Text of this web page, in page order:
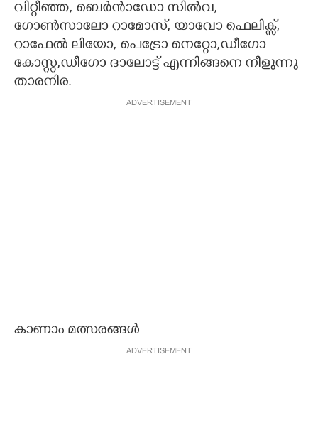
വിറ്റീഞ്ഞ, ബെർൻാഡോ സിൽവ,
ഗോൺസാലോ റാമോസ്, യാവോ ഫെലിക്സ്,
റാഫേൽ ലിയോ, പെട്രോ നെറ്റോ,ഡീഗോ
കോസ്റ്റ,ഡീഗോ ദാലോട്ട് എന്നിങ്ങനെ നീളുന്നു
താരനിര.
ADVERTISEMENT
കാണാം മത്സരങ്ങൾ
ADVERTISEMENT